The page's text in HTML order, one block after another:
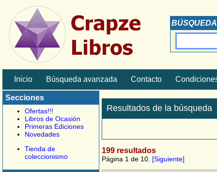
Inicio Búsqueda avanzada Contacto
Secciones
Ofertas!!!
Libros de Ocasión
Primeras Ediciones
Novedades
Tienda de
coleccionismo
Resultados de la búsqueda
199 resultados
Página 1 de 10. [Siguiente]